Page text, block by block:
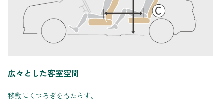
広々とした客室空間
移動にくつろぎをもたらす。